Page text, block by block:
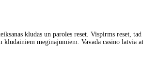
kludas un paroles reset. Vispirms reset,
kludainiem meginajumiem. Vavada casino latvia